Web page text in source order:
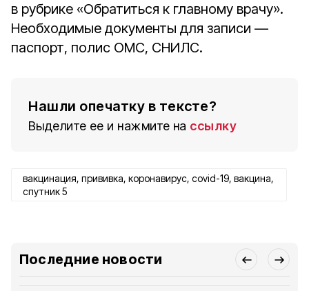
в рубрике «Обратиться к главному врачу».
Необходимые документы для записи —
паспорт, полис ОМС, СНИЛС.
Нашли опечатку в тексте?
Выделите ее и нажмите на ссылку
вакцинация, прививка, коронавирус, covid-19, вакцина,
спутник 5
Последние новости